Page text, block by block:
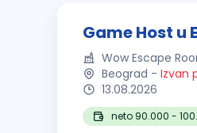
Game Host u
Wow Escape
Beograd - Izvan
13.08.2026
neto 90.000 -